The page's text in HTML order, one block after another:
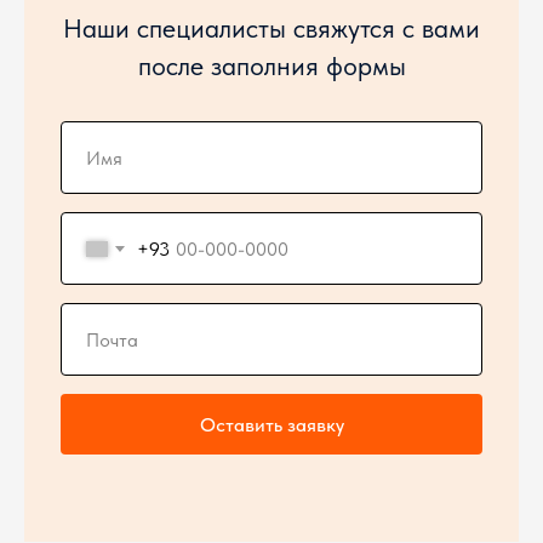
Наши специалисты свяжутся с вами
после заполния формы
+93
Оставить заявку